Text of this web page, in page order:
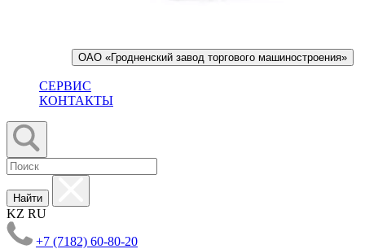
ОАО «Гродненский завод торгового машиностроения»
СЕРВИС
КОНТАКТЫ
Найти
KZ RU
+7 (7182) 60-80-20